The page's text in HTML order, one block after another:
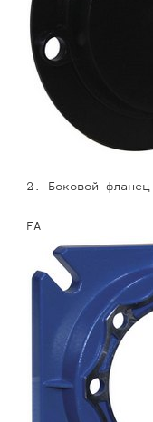
2. Боковой фланец
FA